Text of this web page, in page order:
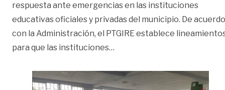
respuesta ante emergencias en las instituciones
educativas oficiales y privadas del municipio. De acuerdo
con la Administración, el PTGIRE establece
para que las instituciones…